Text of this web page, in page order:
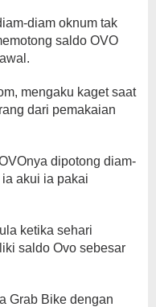
diam oknum tak
saldo OVO
mengaku kaget saat
dari pemakaian
dipotong diam-
akui ia pakai
ketika sehari
saldo Ovo sebesar
Grab Bike dengan